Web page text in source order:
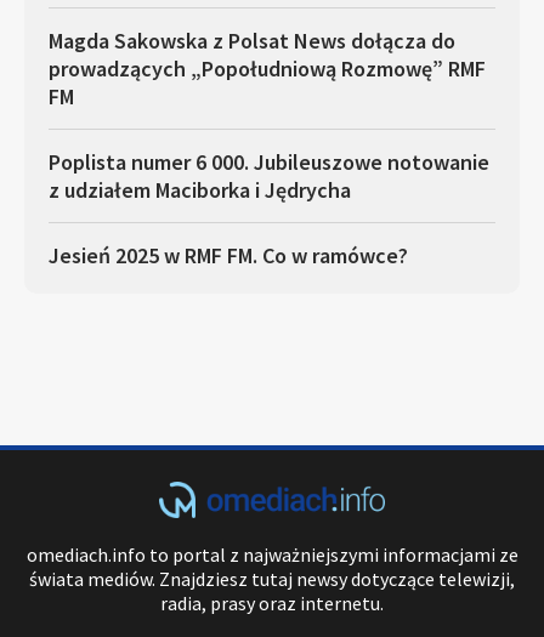
Magda Sakowska z Polsat News dołącza do
prowadzących „Popołudniową Rozmowę” RMF
FM
Poplista numer 6 000. Jubileuszowe notowanie
z udziałem Maciborka i Jędrycha
Jesień 2025 w RMF FM. Co w ramówce?
omediach.info to portal z najważniejszymi informacjami ze
świata mediów. Znajdziesz tutaj newsy dotyczące telewizji,
radia, prasy oraz internetu.